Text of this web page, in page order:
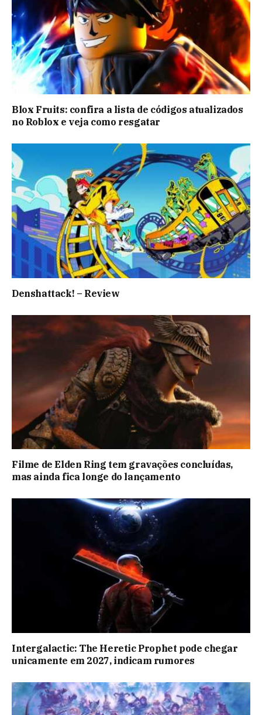
Blox Fruits: confira a lista de códigos atualizados
no Roblox e veja como resgatar
Denshattack! – Review
Filme de Elden Ring tem gravações concluídas,
mas ainda fica longe do lançamento
Intergalactic: The Heretic Prophet pode chegar
unicamente em 2027, indicam rumores